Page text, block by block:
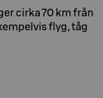
cirka 70 km från
flyg, tåg